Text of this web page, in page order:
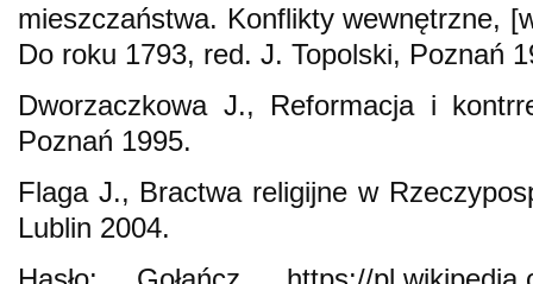
mieszczaństwa. Konflikty wewnętrzne,
Do roku 1793, red. J. Topolski, Poznań
Dworzaczkowa J., Reformacja i
Poznań 1995.
Flaga J., Bractwa religijne w
Lublin 2004.